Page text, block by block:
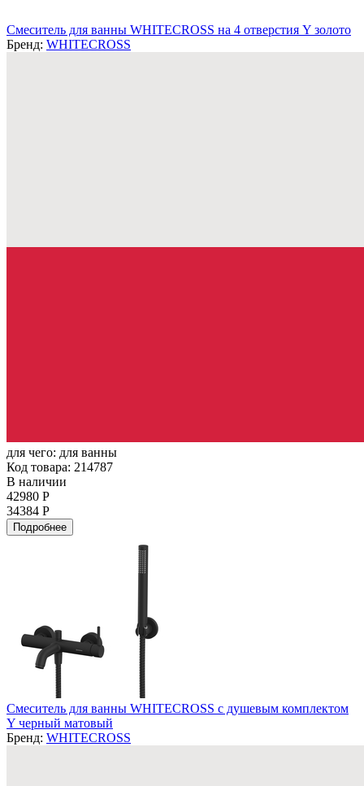
Смеситель для ванны WHITECROSS на 4 отверстия Y золото
Бренд: WHITECROSS
для чего: для ванны
Код товара: 214787
В наличии
42980 Р
34384 Р
Подробнее
Смеситель для ванны WHITECROSS с душевым комплектом
Y черный матовый
Бренд: WHITECROSS